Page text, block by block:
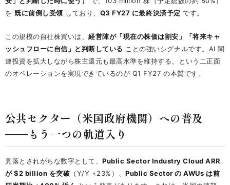
を 既に前倒し受領しており、 Q3 FY27 に最終決済予定 です。
この規模の自社株買いは、経営陣が「現在の株価は割安」「将来キャ
ッシュフローに自信」と判断している ことの強いシグナルです。AI 関
連投資を拡大しながら株主還元も最高水準を維持する、という二正面
のオペレーションを実現できているのが Q1 FY27 の本質です。
公共セクター（米国政府機関）への普及
——もう一つの軌道入り
見落とされがちな数字として、Public Sector Industry Cloud ARR
が $2 billion を突破 （Y/Y +23%）、Public Sector の AWUs は前